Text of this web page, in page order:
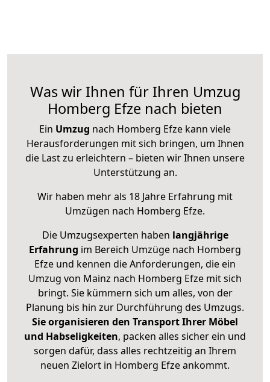
Was wir Ihnen für Ihren Umzug
Homberg Efze nach bieten
Ein Umzug nach Homberg Efze kann viele
Herausforderungen mit sich bringen, um Ihnen
die Last zu erleichtern – bieten wir Ihnen unsere
Unterstützung an.
Wir haben mehr als 18 Jahre Erfahrung mit
Umzügen nach Homberg Efze.
Die Umzugsexperten haben langjährige
Erfahrung im Bereich Umzüge nach Homberg
Efze und kennen die Anforderungen, die ein
Umzug von Mainz nach Homberg Efze mit sich
bringt. Sie kümmern sich um alles, von der
Planung bis hin zur Durchführung des Umzugs.
Sie organisieren den Transport Ihrer Möbel
und Habseligkeiten, packen alles sicher ein und
sorgen dafür, dass alles rechtzeitig an Ihrem
neuen Zielort in Homberg Efze ankommt.